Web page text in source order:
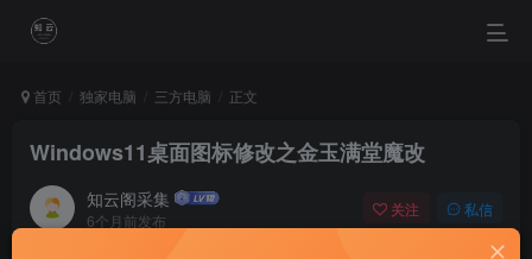
首页 独家电脑 三方电脑 正文
Windows11桌面图标修改之金玉满堂魔改
知云阁采集
6个月前发布
关注 私信